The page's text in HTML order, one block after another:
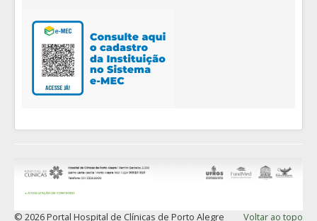
Voltar ao topo
© 2026 Portal Hospital de Clínicas de Porto Alegre